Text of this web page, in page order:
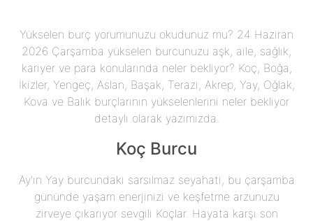
Yükselen burç yorumunuzu okudunuz mu? 24 Haziran
2026 Çarşamba yükselen burcunuzu aşk, aile, sağlık,
kariyer ve para konularında neler bekliyor? Koç, Boğa,
İkizler, Yengeç, Aslan, Başak, Terazi, Akrep, Yay, Oğlak,
Kova ve Balık burçlarının yükselenlerini neler bekliyor
detaylı olarak yazımızda.
Koç Burcu
Ay'ın Yay burcundaki sarsılmaz seyahati, bu çarşamba
gününde yaşam enerjinizi ve keşfetme arzunuzu
zirveye çıkarıyor sevgili Koçlar. Hayata karşı son